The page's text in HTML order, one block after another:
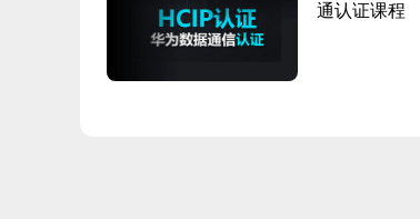
通认证课程